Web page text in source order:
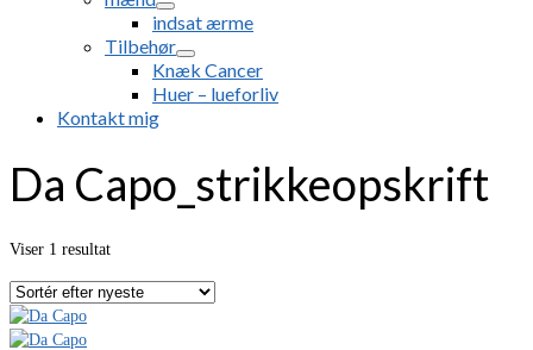
indsat ærme
Tilbehør
Knæk Cancer
Huer – lueforliv
Kontakt mig
Da Capo_strikkeopskrift
Viser 1 resultat